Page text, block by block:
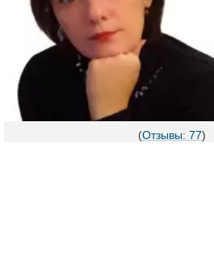
(Отзывы: 77)